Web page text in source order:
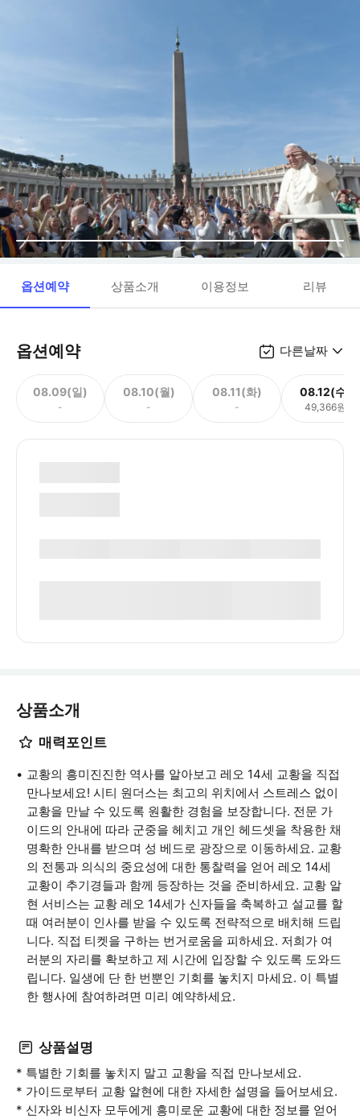
옵션예약 상품소개 이용정보 리뷰
옵션예약 다른날짜
08.09(일)
-
08.10(월)
-
08.11(화)
-
08.12(수)
49,366원
상품소개
매력포인트
교황의 흥미진진한 역사를 알아보고 레오 14세 교황을 직접
만나보세요! 시티 원더스는 최고의 위치에서 스트레스 없이
교황을 만날 수 있도록 원활한 경험을 보장합니다. 전문 가
이드의 안내에 따라 군중을 헤치고 개인 헤드셋을 착용한 채
명확한 안내를 받으며 성 베드로 광장으로 이동하세요. 교황
의 전통과 의식의 중요성에 대한 통찰력을 얻어 레오 14세
교황이 추기경들과 함께 등장하는 것을 준비하세요. 교황 알
현 서비스는 교황 레오 14세가 신자들을 축복하고 설교를 할
때 여러분이 인사를 받을 수 있도록 전략적으로 배치해 드립
니다. 직접 티켓을 구하는 번거로움을 피하세요. 저희가 여
러분의 자리를 확보하고 제 시간에 입장할 수 있도록 도와드
립니다. 일생에 단 한 번뿐인 기회를 놓치지 마세요. 이 특별
한 행사에 참여하려면 미리 예약하세요.
상품설명
* 특별한 기회를 놓치지 말고 교황을 직접 만나보세요.
* 가이드로부터 교황 알현에 대한 자세한 설명을 들어보세요.
* 신자와 비신자 모두에게 흥미로운 교황에 대한 정보를 얻어